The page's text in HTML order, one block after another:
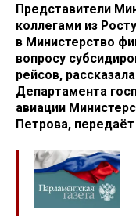
Представители
коллегами из
в Министерство
вопросу
рейсов,
Департамента
авиации
Петрова, передаёт